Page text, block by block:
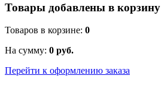
Товары добавлены в корзину
Товаров в корзине: 0
На сумму: 0 руб.
Перейти к оформлению заказа